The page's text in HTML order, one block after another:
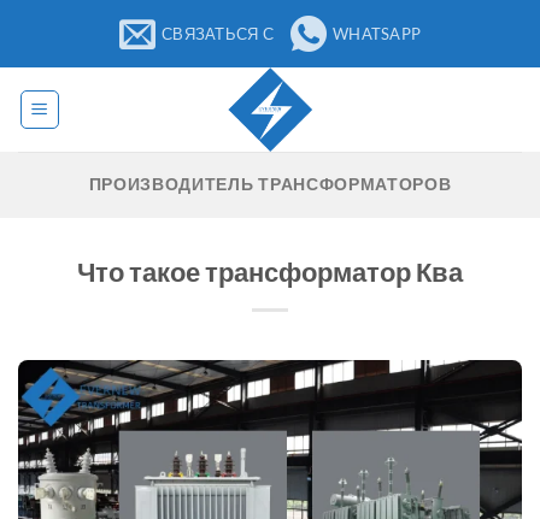
содержанию
СВЯЗАТЬСЯ С WHATSAPP
ПРОИЗВОДИТЕЛЬ ТРАНСФОРМАТОРОВ
Что такое трансформатор Ква